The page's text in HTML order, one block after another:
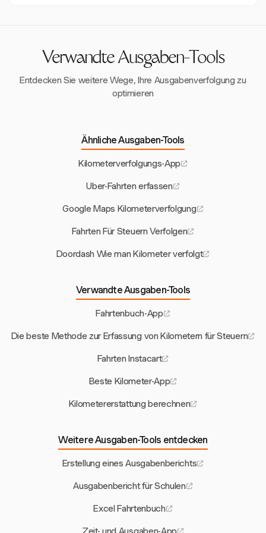
zu treffen, was die gesamte betriebliche Effizienz
verbessert.Verwandte Ausgaben-Tools
Entdecken Sie weitere Wege, Ihre Ausgabenverfolgung zu
optimieren
Ähnliche Ausgaben-Tools
Kilometerverfolgungs-App
Uber-Fahrten erfassen
Google Maps Kilometerverfolgung
Fahrten Für Steuern Verfolgen
Doordash Wie man Kilometer verfolgt
Verwandte Ausgaben-Tools
Fahrtenbuch-App
Die beste Methode zur Erfassung von Kilometern für Steuern
Fahrten Instacart
Beste Kilometer-App
Kilometererstattung berechnen
Weitere Ausgaben-Tools entdecken
Erstellung eines Ausgabenberichts
Ausgabenbericht für Schulen
Excel Fahrtenbuch